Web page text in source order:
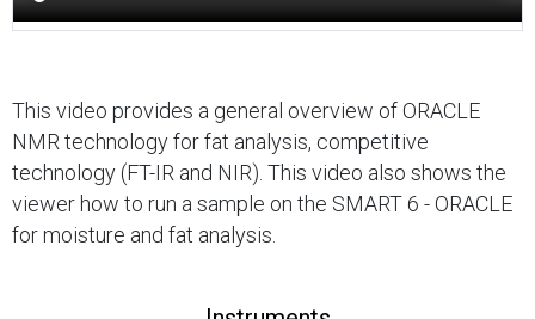
This video provides a general overview of ORACLE
NMR technology for fat analysis, competitive
technology (FT-IR and NIR). This video also shows the
viewer how to run a sample on the SMART 6 - ORACLE
for moisture and fat analysis.